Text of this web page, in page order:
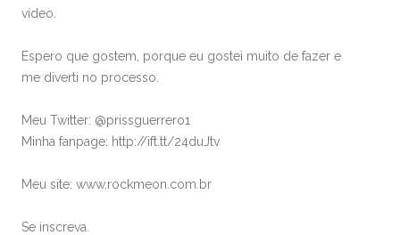
vídeo.
Espero que gostem, porque eu gostei muito de fazer e
me diverti no processo.
Meu Twitter: @prissguerrero1
Minha fanpage: http://ift.tt/24duJtv
Meu site: www.rockmeon.com.br
Se inscreva.